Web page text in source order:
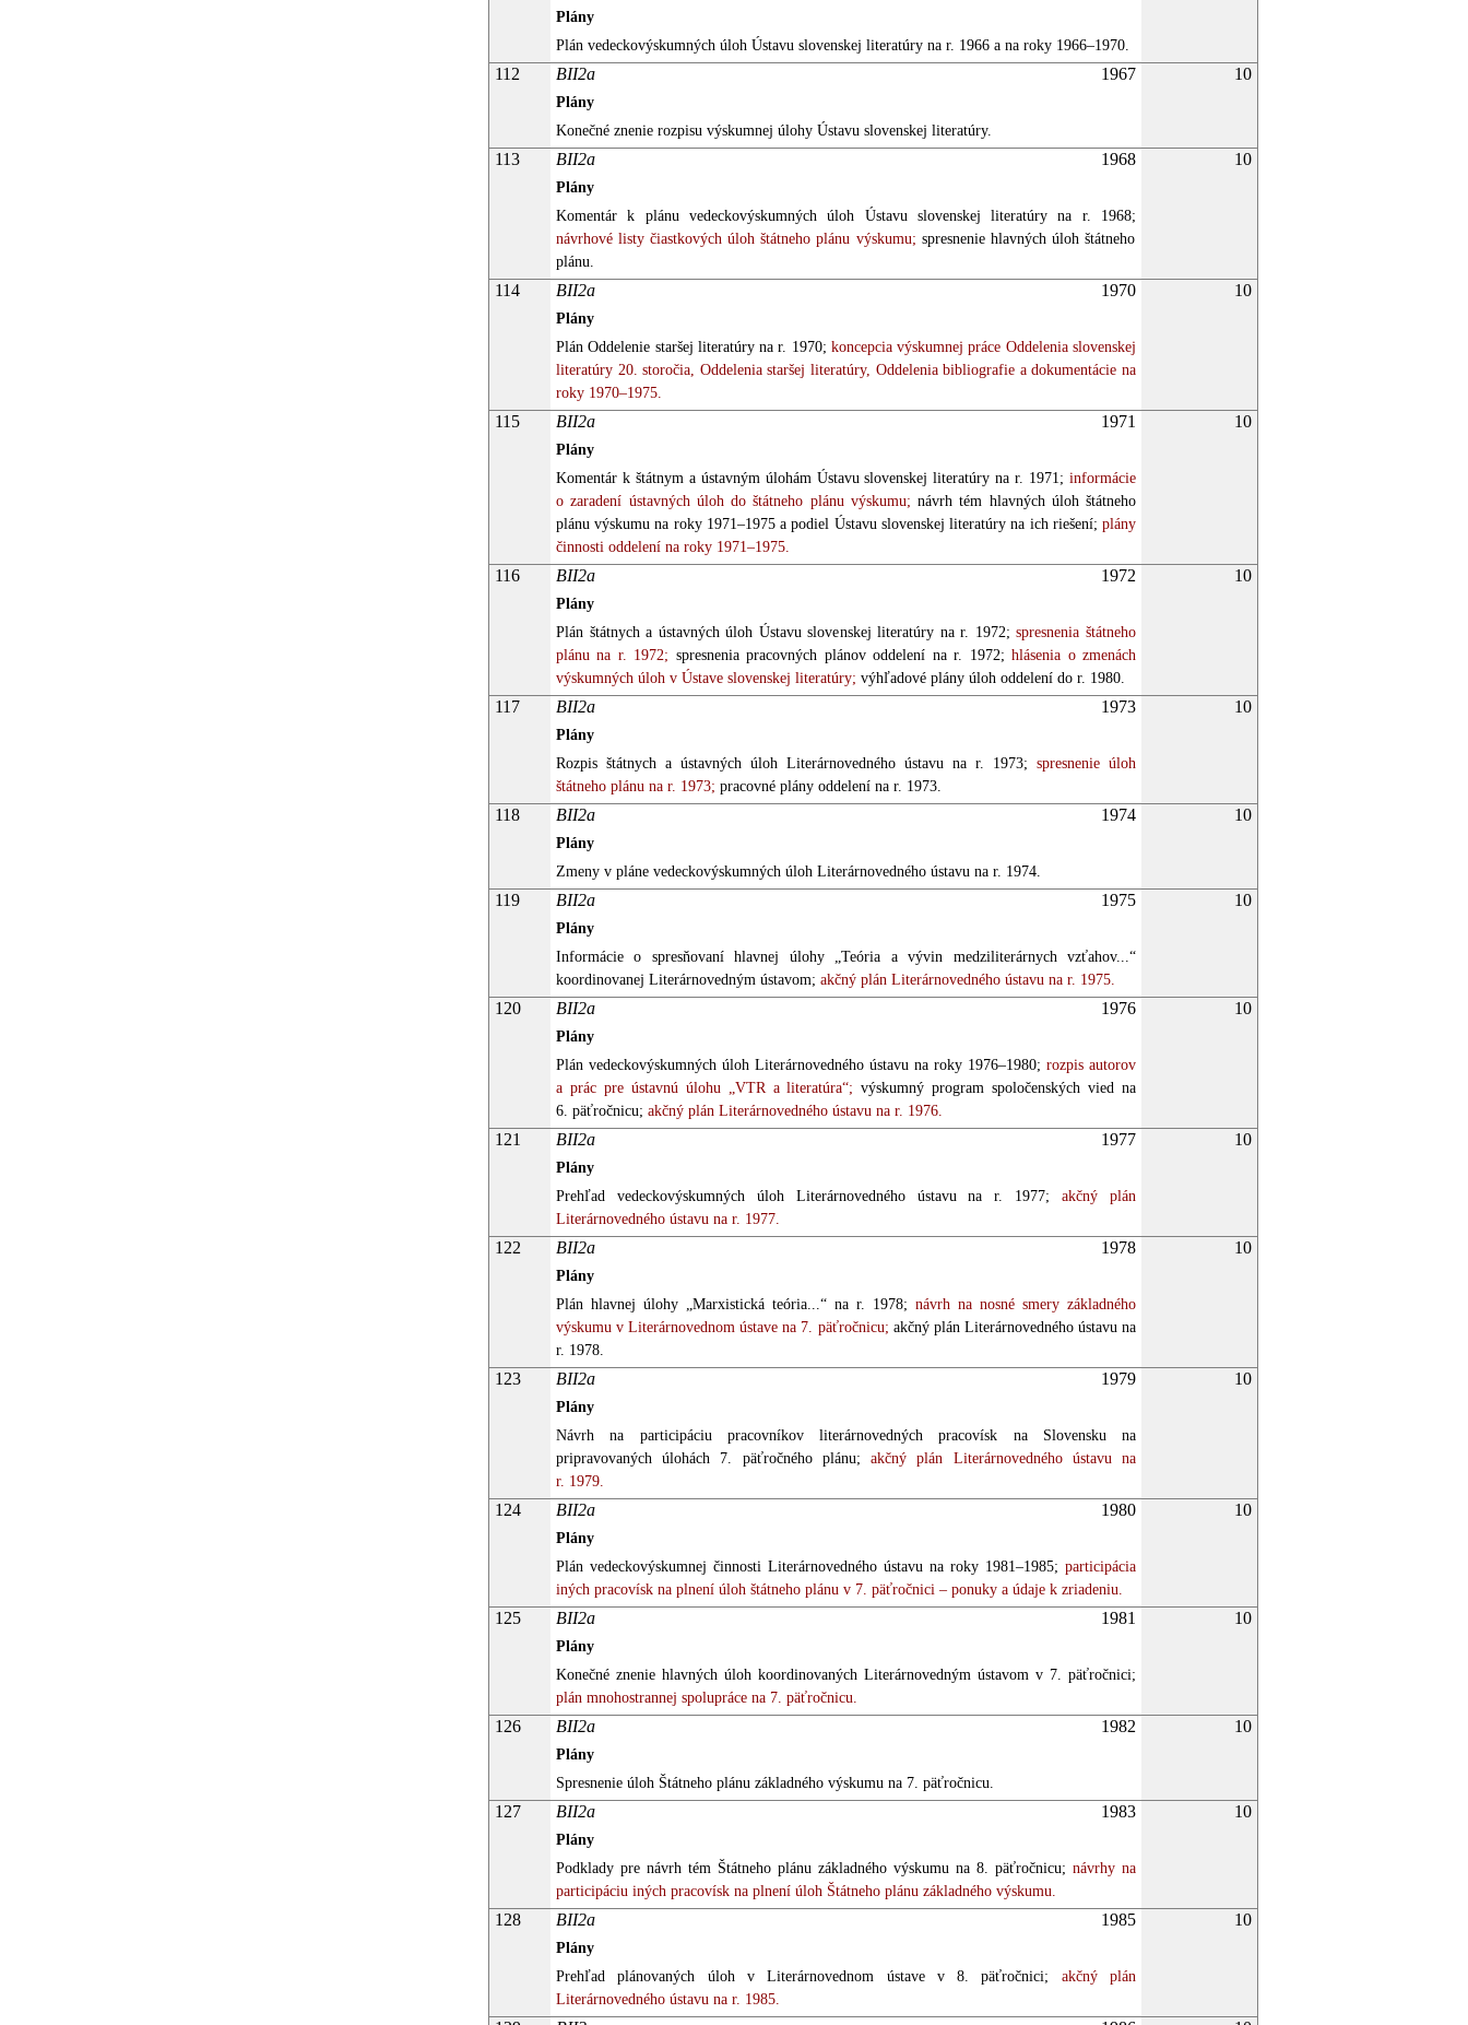
Plány
Plán vedeckovýskumných úloh Ústavu slovenskej literatúry na r. 1966 a na roky 1966–1970.
112 BII2a 1967 10
Plány
Konečné znenie rozpisu výskumnej úlohy Ústavu slovenskej literatúry.
113 BII2a 1968 10
Plány
Komentár k plánu vedeckovýskumných úloh Ústavu slovenskej literatúry na r. 1968;
návrhové listy čiastkových úloh štátneho plánu výskumu; spresnenie hlavných úloh štátneho
plánu.
114 BII2a 1970 10
Plány
Plán Oddelenie staršej literatúry na r. 1970; koncepcia výskumnej práce Oddelenia slovenskej
literatúry 20. storočia, Oddelenia staršej literatúry, Oddelenia bibliografie a dokumentácie na
roky 1970–1975.
115 BII2a 1971 10
Plány
Komentár k štátnym a ústavným úlohám Ústavu slovenskej literatúry na r. 1971; informácie
o zaradení ústavných úloh do štátneho plánu výskumu; návrh tém hlavných úloh štátneho
plánu výskumu na roky 1971–1975 a podiel Ústavu slovenskej literatúry na ich riešení; plány
činnosti oddelení na roky 1971–1975.
116 BII2a 1972 10
Plány
Plán štátnych a ústavných úloh Ústavu slovenskej literatúry na r. 1972; spresnenia štátneho
plánu na r. 1972; spresnenia pracovných plánov oddelení na r. 1972; hlásenia o zmenách
výskumných úloh v Ústave slovenskej literatúry; výhľadové plány úloh oddelení do r. 1980.
117 BII2a 1973 10
Plány
Rozpis štátnych a ústavných úloh Literárnovedného ústavu na r. 1973; spresnenie úloh
štátneho plánu na r. 1973; pracovné plány oddelení na r. 1973.
118 BII2a 1974 10
Plány
Zmeny v pláne vedeckovýskumných úloh Literárnovedného ústavu na r. 1974.
119 BII2a 1975 10
Plány
Informácie o spresňovaní hlavnej úlohy „Teória a vývin medziliterárnych vzťahov...“
koordinovanej Literárnovedným ústavom; akčný plán Literárnovedného ústavu na r. 1975.
120 BII2a 1976 10
Plány
Plán vedeckovýskumných úloh Literárnovedného ústavu na roky 1976–1980; rozpis autorov
a prác pre ústavnú úlohu „VTR a literatúra“; výskumný program spoločenských vied na
6. päťročnicu; akčný plán Literárnovedného ústavu na r. 1976.
121 BII2a 1977 10
Plány
Prehľad vedeckovýskumných úloh Literárnovedného ústavu na r. 1977; akčný plán
Literárnovedného ústavu na r. 1977.
122 BII2a 1978 10
Plány
Plán hlavnej úlohy „Marxistická teória...“ na r. 1978; návrh na nosné smery základného
výskumu v Literárnovednom ústave na 7. päťročnicu; akčný plán Literárnovedného ústavu na
r. 1978.
123 BII2a 1979 10
Plány
Návrh na participáciu pracovníkov literárnovedných pracovísk na Slovensku na
pripravovaných úlohách 7. päťročného plánu; akčný plán Literárnovedného ústavu na
r. 1979.
124 BII2a 1980 10
Plány
Plán vedeckovýskumnej činnosti Literárnovedného ústavu na roky 1981–1985; participácia
iných pracovísk na plnení úloh štátneho plánu v 7. päťročnici – ponuky a údaje k zriadeniu.
125 BII2a 1981 10
Plány
Konečné znenie hlavných úloh koordinovaných Literárnovedným ústavom v 7. päťročnici;
plán mnohostrannej spolupráce na 7. päťročnicu.
126 BII2a 1982 10
Plány
Spresnenie úloh Štátneho plánu základného výskumu na 7. päťročnicu.
127 BII2a 1983 10
Plány
Podklady pre návrh tém Štátneho plánu základného výskumu na 8. päťročnicu; návrhy na
participáciu iných pracovísk na plnení úloh Štátneho plánu základného výskumu.
128 BII2a 1985 10
Plány
Prehľad plánovaných úloh v Literárnovednom ústave v 8. päťročnici; akčný plán
Literárnovedného ústavu na r. 1985.